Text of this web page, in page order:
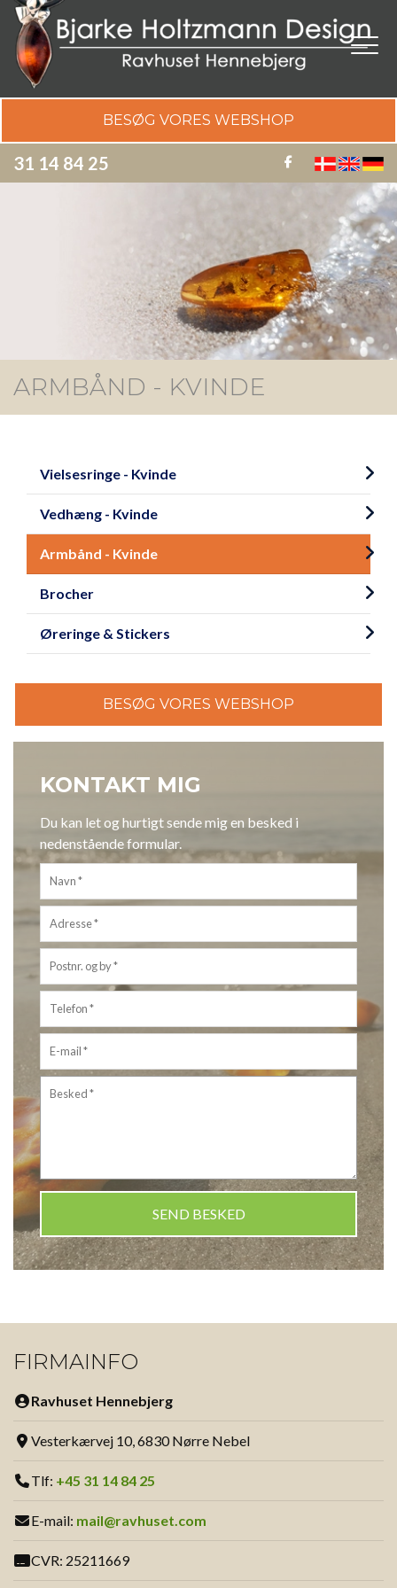
Gå
hovedindhold
BESØG VORES WEBSHOP
31 14 84 25
ARMBÅND - KVINDE
navigation
Vielsesringe - Kvinde
Vedhæng - Kvinde
Armbånd - Kvinde
Brocher
Øreringe & Stickers
BESØG VORES WEBSHOP
KONTAKT MIG
Du kan let og hurtigt sende mig en besked i
nedenstående formular.
FIRMAINFO
Ravhuset Hennebjerg
Vesterkærvej 10, 6830 Nørre Nebel
Tlf: +45 31 14 84 25
E-mail: mail@ravhuset.com
CVR: 25211669